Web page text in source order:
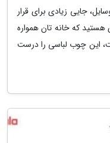
جایی زیادی برای قرار
هستید که خانه تان همواره
این چوب لباسی را درست